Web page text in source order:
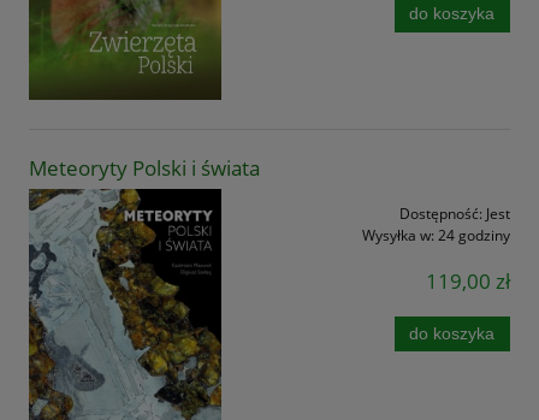
do koszyka
Meteoryty Polski i świata
Dostępność: Jest
Wysyłka w: 24 godziny
119,00 zł
do koszyka